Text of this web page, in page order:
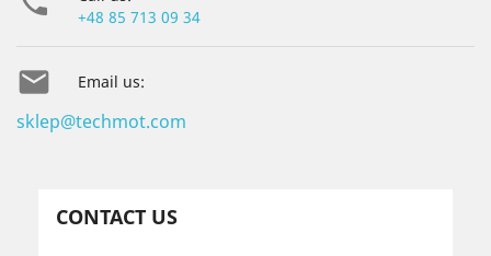
+48 85 713 09 34
 Email us:
sklep@techmot.com
CONTACT US